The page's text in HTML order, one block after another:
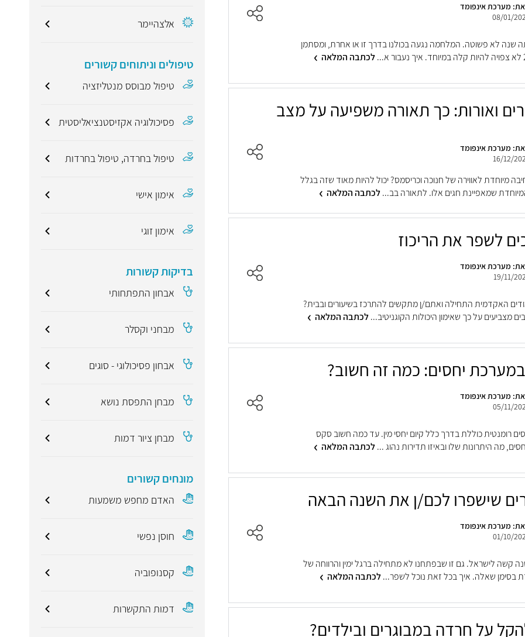
מערכת אינפומד
08/01/
הייתה שנה לא פשוטה. המלחמה נגעה בכולנו בדרך זו או אחרת, ומסתמן
לכתבה המלאה
ואורות: כך תאורה משפיעה על מצב
מערכת אינפומד
16/12/
מיוחדת לאווירה של חנוכה וכריסמס? יכול להיות מאוד שזה בגלל
שמאפיינת חגים אלו. לתאורה בב...לכתבה המלאה
מערכת אינפומד
19/11/
האקדמית התחילה ואתם/ן מתקשים להתרכז בשיעורים ובבית?
מצביעים על כך שאימון היכולות הקוגניטיב...לכתבה המלאה
יחסים: כמה זה חשוב?
מערכת אינפומד
05/11/
רומנטית כוללת בדרך כלל קיום יחסי מין. עד כמה חשוב סקס
מה היתרונות שלו ובאיזו תדירות נהוג ...לכתבה המלאה
מערכת אינפומד
01/10/
קשה לישראל. גם זו שבפתחנו לא מתחילה ברגל ימין והרווחה של
בסימן שאלה. איך בכל זאת נוכל לשפר...לכתבה המלאה
על חרדה במבוגרים ובילדים?
אלצהיימר
טיפולים וניתוחים קשורים
טיפול מבוסס מנטליזציה
פסיכולוגיה אקזיסטנציאליסטית
טיפול בחרדה, טיפול בחרדות
אימון אישי
אימון זוגי
בדיקות קשורות
אבחון התפתחותי
מבחני וקסלר
אבחון פסיכולוגי - סוגים
מבחן התפסת נושא
מבחן ציור דמות
מונחים קשורים
האדם מחפש משמעות
חוסן נפשי
קסנופוביה
דמות התקשרות